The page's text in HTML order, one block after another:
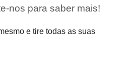
nos para saber mais!
e tire todas as suas